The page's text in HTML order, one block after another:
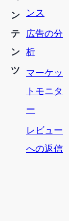
ン
テ
ン
ツ
ンス
広告の分
析
マーケッ
トモニタ
ー
レビュー
への返信